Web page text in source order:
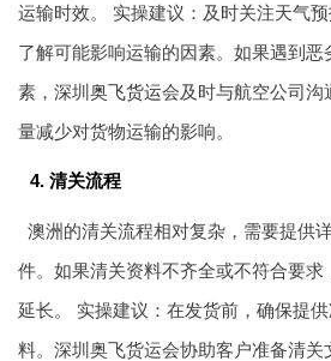
运输时效。 实操建议：及时关注天气
了解可能影响运输的因素。如果遇到恶
素，深圳 奥飞货运会及时与航空公司沟
量减少对货物运输的影响。
4. 清关流程
澳洲的清关流程相对复杂，需要提供
件。如果清关资料不齐全或不符合要求
延长。 实操建议：在发货前，确保提
料。深圳奥飞货运会协助客户准备清关